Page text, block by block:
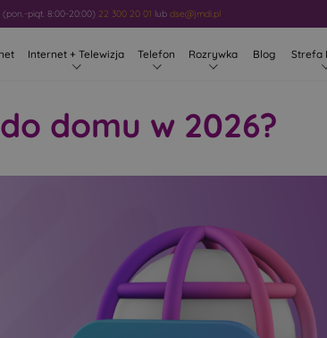
(pon.-piąt. 8:00-20:00) 22 300 20 01 lubdse@jmdi.pl
Internet + Telewizja Telefon Rozrywka Blog Strefa
domu w 2026?